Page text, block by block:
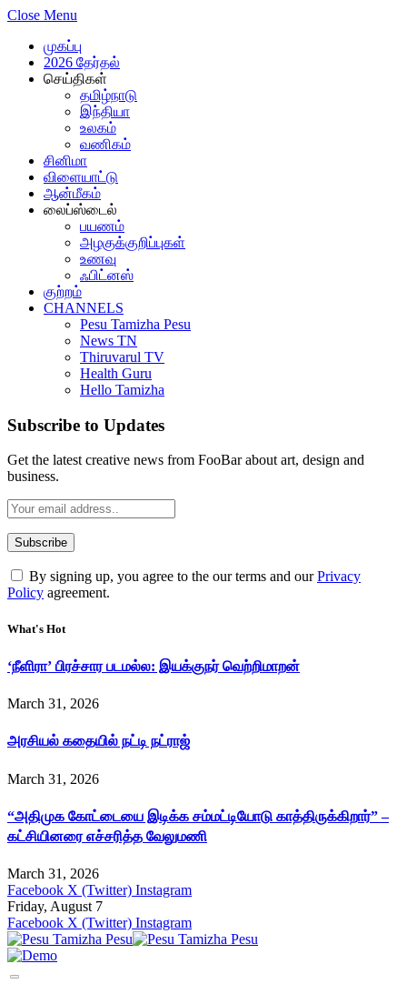
Close Menu
முகப்பு
2026 தேர்தல்
செய்திகள்
தமிழ்நாடு
இந்தியா
உலகம்
வணிகம்
சினிமா
விளையாட்டு
ஆன்மீகம்
லைப்ஸ்டைல்
பயணம்
அழகுக்குறிப்புகள்
உணவு
ஃபிட்னஸ்
குற்றம்
CHANNELS
Pesu Tamizha Pesu
News TN
Thiruvarul TV
Health Guru
Hello Tamizha
Subscribe to Updates
Get the latest creative news from FooBar about art, design and
business.
By signing up, you agree to the our terms and ourPrivacy
Policy agreement.
What's Hot
‘நீளிரா’ பிரச்சார படமல்ல: இயக்குநர் வெற்றிமாறன்
March 31, 2026
அரசியல் கதையில் நட்டி நட்ராஜ்
March 31, 2026
“அதிமுக கோட்டையை இடிக்க சம்மட்டியோடு காத்திருக்கிறார்” –
கட்சியினரை எச்சரித்த வேலுமணி
March 31, 2026
Facebook X (Twitter) Instagram
Friday, August 7
Facebook X (Twitter) Instagram